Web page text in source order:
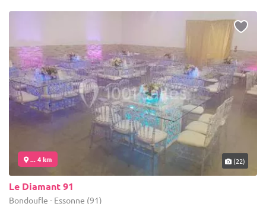
... 4 km (22)
Le Diamant 91
Bondoufle - Essonne (91)